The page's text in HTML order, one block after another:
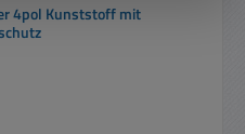
4pol Kunststoff mit